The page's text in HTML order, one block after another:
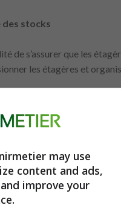
stocks
de s’assurer que les
les étagères et
précision et
les fonctions
des dates de
important que le
Aucune formation
may use
content and ads,
improve your